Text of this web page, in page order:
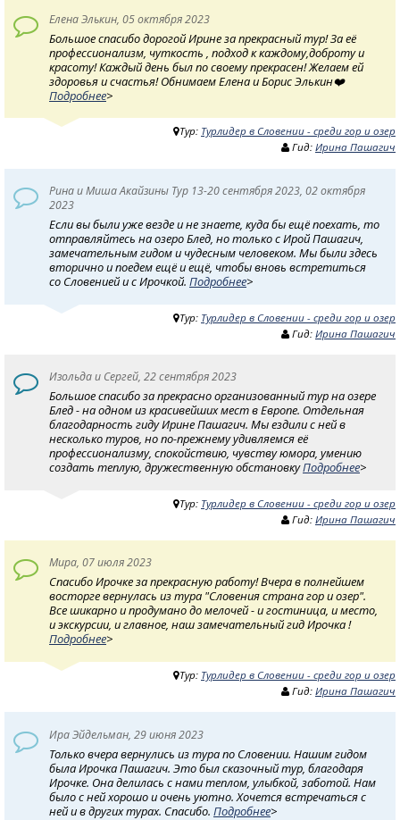
Eлена Элькин, 05 октября 2023
Большое спасибо дорогой Ирине за прекрасный тур! За её
профессионализм, чуткость , подход к каждому,доброту и
красоту! Каждый день был по своему прекрасен! Желаем ей
здоровья и счастья! Обнимаем Елена и Борис Элькин❤️
Подробнее>
Тур: Турлидер в Словении - среди гор и озер
Гид: Ирина Пашагич
Рина и Миша Акайзины Тур 13-20 сентября 2023, 02 октября
2023
Если вы были уже везде и не знаете, куда бы ещё поехать, то
отправляйтесь на озеро Блед, но только с Ирой Пашагич,
замечательным гидом и чудесным человеком. Мы были здесь
вторично и поедем ещё и ещё, чтобы вновь встретиться
со Словенией и с Ирочкой. Подробнее>
Тур: Турлидер в Словении - среди гор и озер
Гид: Ирина Пашагич
Изольда и Сергей, 22 сентября 2023
Большое спасибо за прекрасно организованный тур на озере
Блед - на одном из красивейших мест в Европе. Отдельная
благодарность гиду Ирине Пашагич. Мы ездили с ней в
несколько туров, но по-прежнему удивляемся её
профессионализму, спокойствию, чувству юмора, умению
создать теплую, дружественную обстановкуПодробнее>
Тур: Турлидер в Словении - среди гор и озер
Гид: Ирина Пашагич
Мира, 07 июля 2023
Спасибо Ирочке за прекрасную работу! Вчера в полнейшем
восторге вернулась из тура "Словения страна гор и озер".
Все шикарно и продумано до мелочей - и гостиница, и место,
и экскурсии, и главное, наш замечательный гид Ирочка !
Подробнее>
Тур: Турлидер в Словении - среди гор и озер
Гид: Ирина Пашагич
Ира Эйдельман, 29 июня 2023
Только вчера вернулись из тура по Словении. Нашим гидом
была Ирочка Пашагич. Это был сказочный тур, благодаря
Ирочке. Она делилась с нами теплом, улыбкой, заботой. Нам
было с ней хорошо и очень уютно. Хочется встречаться с
ней и в других турах. Спасибо. Подробнее>